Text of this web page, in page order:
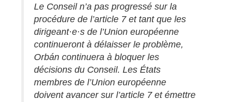
Le Conseil n’a pas progressé sur la
procédure de l’article 7 et tant que les
dirigeant·e·s de l’Union européenne
continueront à délaisser le problème,
Orbán continuera à bloquer les
décisions du Conseil. Les États
membres de l’Union européenne
doivent avancer sur l’article 7 et émettre